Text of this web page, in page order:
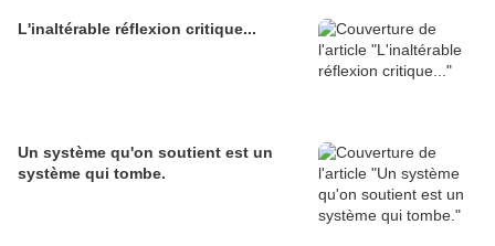
L'inaltérable réflexion critique...
Un système qu'on soutient est un
système qui tombe.